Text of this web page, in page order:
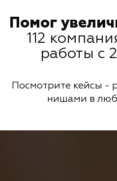
Помог
112
работы с
Посмотрите кейсы -
нишами в